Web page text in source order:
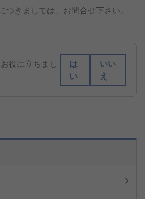
つきましては、お問合せ下さい。
役に立ちまし
は
い
いい
え